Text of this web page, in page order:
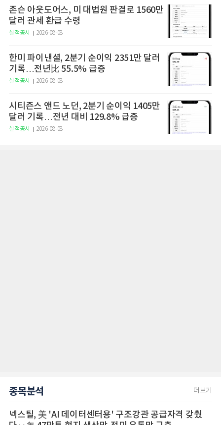
존슨 아웃도어스, 미 대법원 판결로 1560만
달러 관세 환급 수령
실적공시 2026-08-08
한미 파이낸셜, 2분기 순이익 2351만 달러
기록…전년比 55.5% 급증
실적공시 2026-08-08
시티즌스 앤드 노던, 2분기 순이익 1405만
달러 기록…전년 대비 129.8% 급증
실적공시 2026-08-08
종목분석 더보기
넥스틸, 美 'AI 데이터센터용' 구조강관 공급자격 갖췄